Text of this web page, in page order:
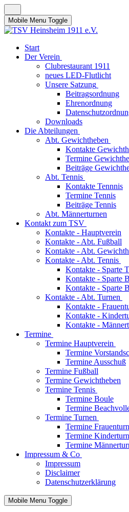
Mobile Menu Toggle
Start
Der Verein
Clubrestaurant 1911
neues LED-Flutlicht
Unsere Satzung
Beitragsordnung
Ehrenordnung
Downloads
Die Abteilungen
Abt. Gewichtheben
Kontakte
Termine
Beiträge
Abt. Tennis
Kontakte Tennnis
Termine Tennis
Beiträge Tennis
Abt. Männerturnen
Kontakt zum TSV
Kontakte - Hauptverein
Kontakte - Abt. Fußball
Kontakte - Abt.
Kontakte - Abt. Tennis
Kontakte - Sparte
Kontakte - Sparte
Kontakte - Sparte
Kontakte - Abt. Turnen
Kontakte -
Kontakte -
Kontakte -
Termine
Termine Hauptverein
Termine
Termine Ausschuß
Termine Fußball
Termine Gewichtheben
Termine Tennis
Termine Boule
Termine
Termine Turnen
Termine
Termine
Termine
Impressum & Co
Impressum
Disclaimer
Datenschutzerklärung
Mobile Menu Toggle